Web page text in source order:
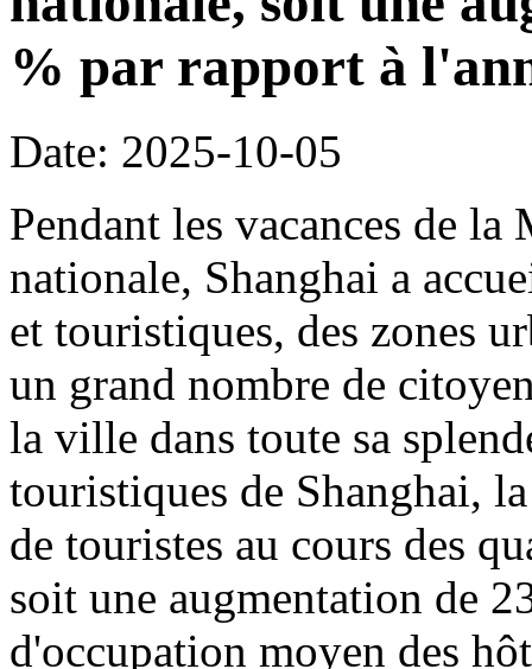
% par rapport à
Date: 2025-10-05
Pendant les vacances de
nationale, Shanghai a
et touristiques, des zones
un grand nombre de
la ville dans toute sa
touristiques de Shanghai,
de touristes au cours des
soit une augmentation de
d'occupation moyen des